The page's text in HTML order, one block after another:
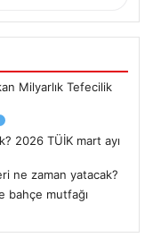
Milyarlık Tefecilik
2026 TÜİK mart ayı
ne zaman yatacak?
bahçe mutfağı